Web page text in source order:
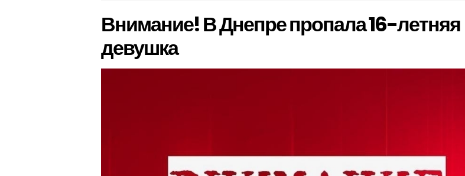
Внимание! В Днепре пропала 16-летняя
девушка